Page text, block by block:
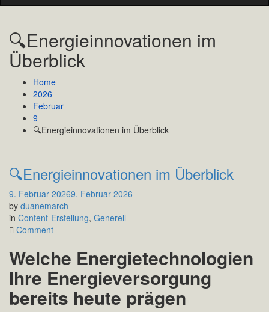
🔍Energieinnovationen im
Überblick
Home
2026
Februar
9
🔍Energieinnovationen im Überblick
🔍Energieinnovationen im Überblick
9. Februar 20269. Februar 2026
by duanemarch
in Content-Erstellung, Generell
Commenton
Energieinnovationen
im
Überblick
Welche Energietechnologien
Ihre Energieversorgung
bereits heute prägen